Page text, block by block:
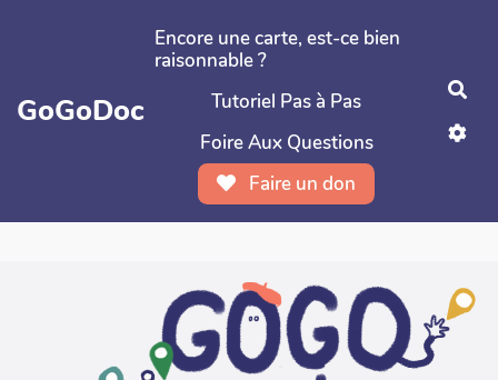
Aller au contenu principal
GoGoDoc
Encore une carte, est-ce bien
raisonnable ?
Tutoriel Pas à Pas
Foire Aux Questions
Faire un don